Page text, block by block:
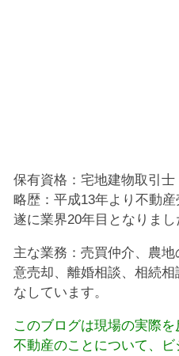
保有資格：宅地建物取引士
略歴：平成13年より不動産
遂に業界20年目となりまし
主な業務：売買仲介、農
意売却、離婚相談、相続
なしています。
このブログは現場の実際
不動産のことについて、